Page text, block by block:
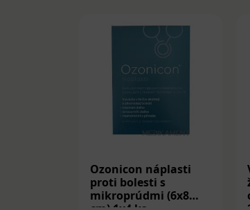
Ozonicon náplasti
proti bolesti s
mikroprúdmi (6x8